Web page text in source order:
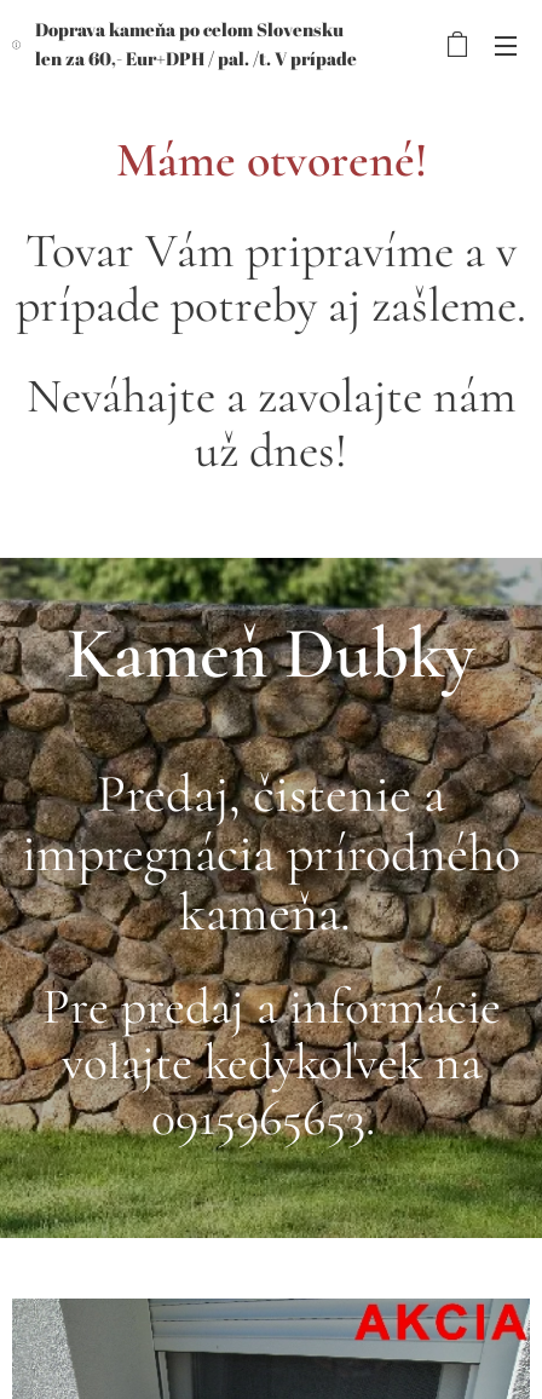
Doprava kameňa po celom Slovensku
len za 60,- Eur+DPH /pal. /t. V prípade
Máme otvorené!
Tovar Vám pripravíme a v
prípade potreby aj zašleme.
Neváhajte a zavolajte nám
už dnes!
Kameň Dubky
Predaj, čistenie a
impregnácia prírodného
kameňa.
Pre predaj a informácie
volajte kedykoľvek na
0915965653.